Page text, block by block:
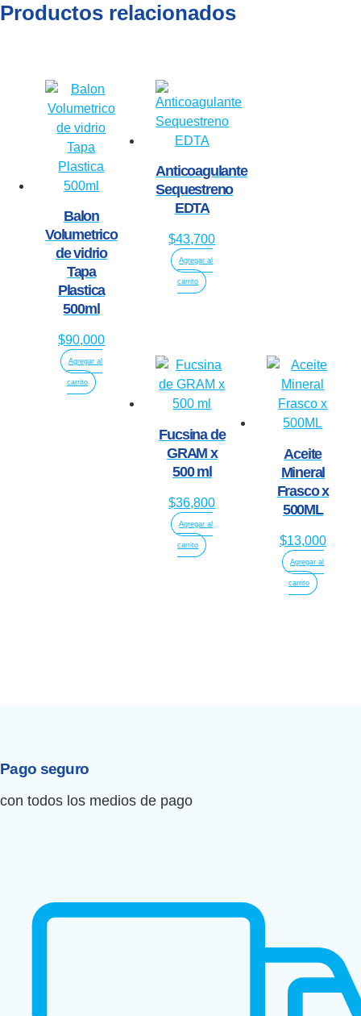
Productos relacionados
Balon
Volumetrico
de vidrio
Tapa
Plastica
500ml
$90,000
Agregar al
carrito
Anticoagulante
Sequestreno
EDTA
$43,700
Agregar al
carrito
Fucsina de
GRAM x
500 ml
$36,800
Agregar al
carrito
Aceite
Mineral
Frasco x
500ML
$13,000
Agregar al
carrito
Pago seguro
con todos los medios de pago